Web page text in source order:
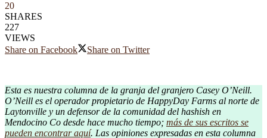
20
SHARES
227
VIEWS
Share on Facebook
Share on Twitter
Esta es nuestra columna de la granja del granjero Casey O’Neill.
O’Neill es el operador propietario de HappyDay Farms al norte de
Laytonville y un defensor de la comunidad del hashish en
Mendocino Co desde hace mucho tiempo; más de sus escritos se
pueden encontrar aquí. Las opiniones expresadas en esta columna